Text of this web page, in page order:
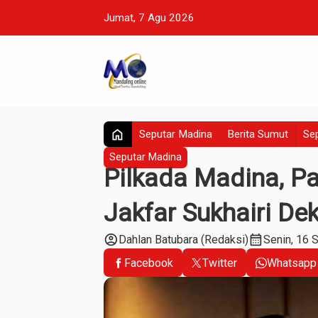
Jumat, 7 Agu 2026
home Seputar Madina Berita Sumut
Seputar Madina
Pilkada Madina,
Jakfar Sukhairi
account_circleDahlan Batubara (Redaksi)calendar_monthSenin, 16
Facebook
Twitter Whatsapp